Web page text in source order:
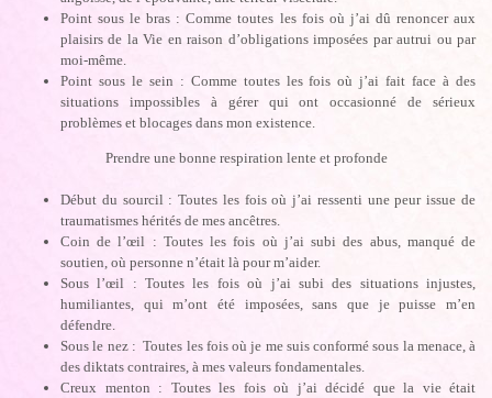
Point sous le bras : Comme toutes les fois où j’ai dû renoncer aux
plaisirs de la Vie en raison d’obligations imposées par autrui ou par
moi-même.
Point sous le sein : Comme toutes les fois où j’ai fait face à des
situations impossibles à gérer qui ont occasionné de sérieux
problèmes et blocages dans mon existence.
Prendre une bonne respiration lente et profonde
Début du sourcil : Toutes les fois où j’ai ressenti une peur issue de
traumatismes hérités de mes ancêtres.
Coin de l’œil : Toutes les fois où j’ai subi des abus, manqué de
soutien, où personne n’était là pour m’aider.
Sous l’œil : Toutes les fois où j’ai subi des situations injustes,
humiliantes, qui m’ont été imposées, sans que je puisse m’en
défendre.
Sous le nez : Toutes les fois où je me suis conformé sous la menace, à
des diktats contraires, à mes valeurs fondamentales.
Creux menton : Toutes les fois où j’ai décidé que la vie était